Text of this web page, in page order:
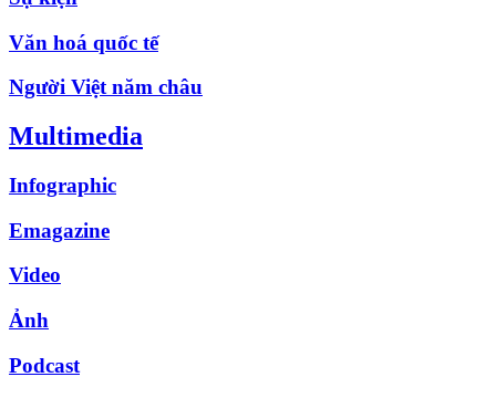
Văn hoá quốc tế
Người Việt năm châu
Multimedia
Infographic
Emagazine
Video
Ảnh
Podcast